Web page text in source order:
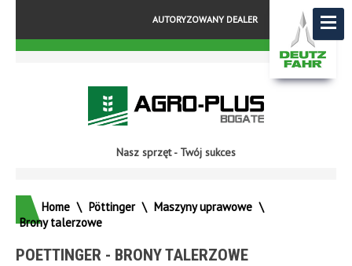
AUTORYZOWANY DEALER
Nasz sprzęt - Twój sukces
Home \ Pöttinger \ Maszyny uprawowe \
Brony talerzowe
POETTINGER - BRONY TALERZOWE